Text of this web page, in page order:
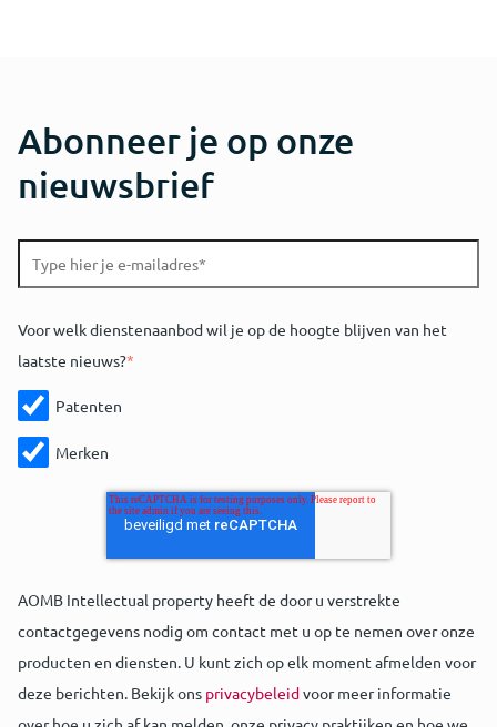
Abonneer je op onze
nieuwsbrief
Voor welk dienstenaanbod wil je op de hoogte blijven van het
laatste nieuws?*
Patenten
Merken
AOMB Intellectual property heeft de door u verstrekte
contactgegevens nodig om contact met u op te nemen over onze
producten en diensten. U kunt zich op elk moment afmelden voor
deze berichten. Bekijk ons privacybeleidvoor meer informatie